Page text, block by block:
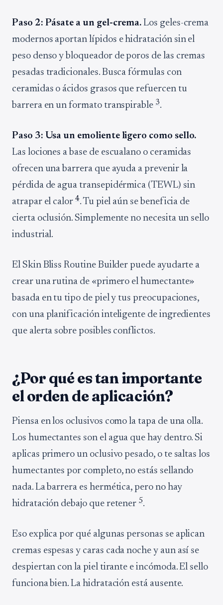
Paso 2: Pásate a un gel-crema. Los geles-crema
modernos aportan lípidos e hidratación sin el
peso denso y bloqueador de poros de las cremas
pesadas tradicionales. Busca fórmulas con
ceramidas o ácidos grasos que refuercen tu
barrera en un formato transpirable 3.
Paso 3: Usa un emoliente ligero como sello.
Las lociones a base de escualano o ceramidas
ofrecen una barrera que ayuda a prevenir la
pérdida de agua transepidérmica (TEWL) sin
atrapar el calor 4. Tu piel aún se beneficia de
cierta oclusión. Simplemente no necesita un sello
industrial.
El Skin Bliss Routine Builder puede ayudarte a
crear una rutina de «primero el humectante»
basada en tu tipo de piel y tus preocupaciones,
con una planificación inteligente de ingredientes
que alerta sobre posibles conflictos.
¿Por qué es tan importante
el orden de aplicación?
Piensa en los oclusivos como la tapa de una olla.
Los humectantes son el agua que hay dentro. Si
aplicas primero un oclusivo pesado, o te saltas los
humectantes por completo, no estás sellando
nada. La barrera es hermética, pero no hay
hidratación debajo que retener5.
Eso explica por qué algunas personas se aplican
cremas espesas y caras cada noche y aun así se
despiertan con la piel tirante e incómoda. El sello
funciona bien. La hidratación está ausente.